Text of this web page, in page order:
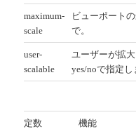
maximum-
scale
ビューポート
で。
user-
scalable
ユーザーが拡
yes/noで指定し
定数 機能